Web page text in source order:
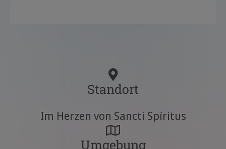
Standort
Im Herzen von Sancti Spíritus
Umgebung